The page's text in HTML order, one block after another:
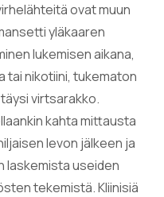
ovat muun
yläkaaren
lukemisen aikana,
tai nikotiini, tukematon
virtsarakko.
kahta mittausta
levon jälkeen ja
laskemista useiden
tekemistä. Kliinisiä